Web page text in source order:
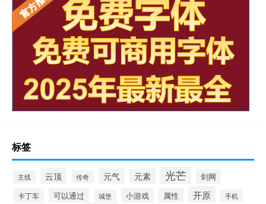
标签
主线 云顶 传奇 元气 元素 光芒 剑网
卡丁车 可以通过 城堡 小游戏 属性 开原 手机